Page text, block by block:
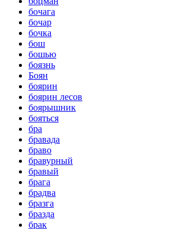
бочага
бочар
бочка
бош
бошью
боязнь
Боян
боярин
боярин лесов
боярышник
бояться
бра
бравада
браво
бравурный
бравый
брага
брадва
бразга
бразда
брак